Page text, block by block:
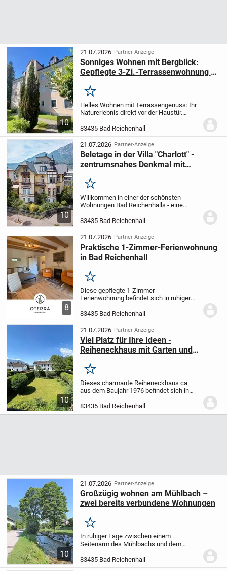
10
21.07.2026 Partner-Anzeige
Sonniges Wohnen mit Bergblick:
Gepflegte 3-Zi.-Terrassenwohnung in
Merken
Helles Wohnen mit Terrassengenuss: Ihr
Naturerlebnis direkt vor der Haustür.
Erdgeschosswohnung befindet sich in
einer begehrten Wohnlage von Bad
Reichenhall im Ortsteil...
83435 Bad Reichenhall
10
21.07.2026 Partner-Anzeige
Beletage in der Villa "Charlott" -
zentrumsnahes Denkmal mit
Merken
Willkommen in einer der schönsten
Wohnungen Bad Reichenhalls - eine
m² Wohnfläche, die höchste Ansprüche
an Wohnkomfort und Stil erfüllt. Die in der
ruhigen...
83435 Bad Reichenhall
8
21.07.2026 Partner-Anzeige
Praktische 1-Zimmer-Ferienwohnung
in Bad Reichenhall
Merken
Diese gepflegte 1-Zimmer-
Ferienwohnung befindet sich in ruhiger
Reichenhall und bietet auf ca. 30 m² eine
praktische und durchdachte
Raumaufteilung.Der helle Wohn-...
83435 Bad Reichenhall
10
21.07.2026 Partner-Anzeige
Viel Platz für Ihre Ideen -
Reiheneckhaus mit Garten und
Merken
Dieses charmante Reiheneckhaus ca.
aus dem Baujahr 1976 befindet sich in
und überzeugt durch seine besondere
Split-Level-Bauweise sowie ein
83435 Bad Reichenhall
10
21.07.2026 Partner-Anzeige
Großzügig wohnen am Mühlbach –
zwei bereits verbundene Wohnungen
Merken
In ruhiger Lage zwischen einem
Seitenarm des Mühlbachs und dem
Gelegenheit: Zwei direkt
nebeneinanderliegende Wohnungen in
83435 Bad Reichenhall